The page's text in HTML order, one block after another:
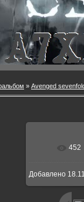
» Avenged
В 452
Добавлено